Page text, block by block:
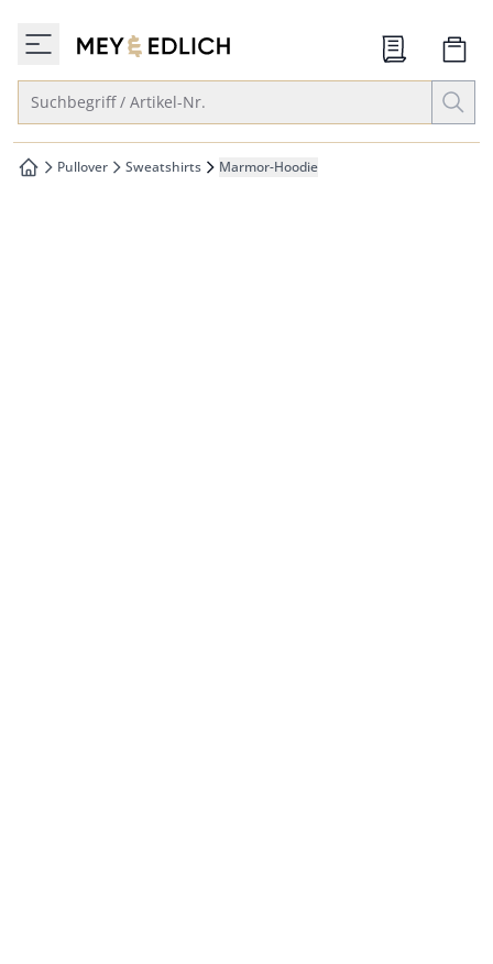
springen
springen
zur Startseite
Suchbegriff / Artikel-Nr.
zur Startseite
Pullover Sweatshirts Marmor-Hoodie